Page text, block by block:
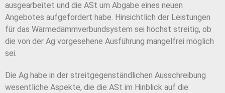
ausgearbeitet und die ASt um Abgabe eines neuen
Angebotes aufgefordert habe. Hinsichtlich der Leistungen
für das Wärmedämmverbundsystem sei höchst streitig, ob
die von der Ag vorgesehene Ausführung mangelfrei möglich
sei.
Die Ag habe in der streitgegenständlichen Ausschreibung
wesentliche Aspekte, die die ASt im Hinblick auf die